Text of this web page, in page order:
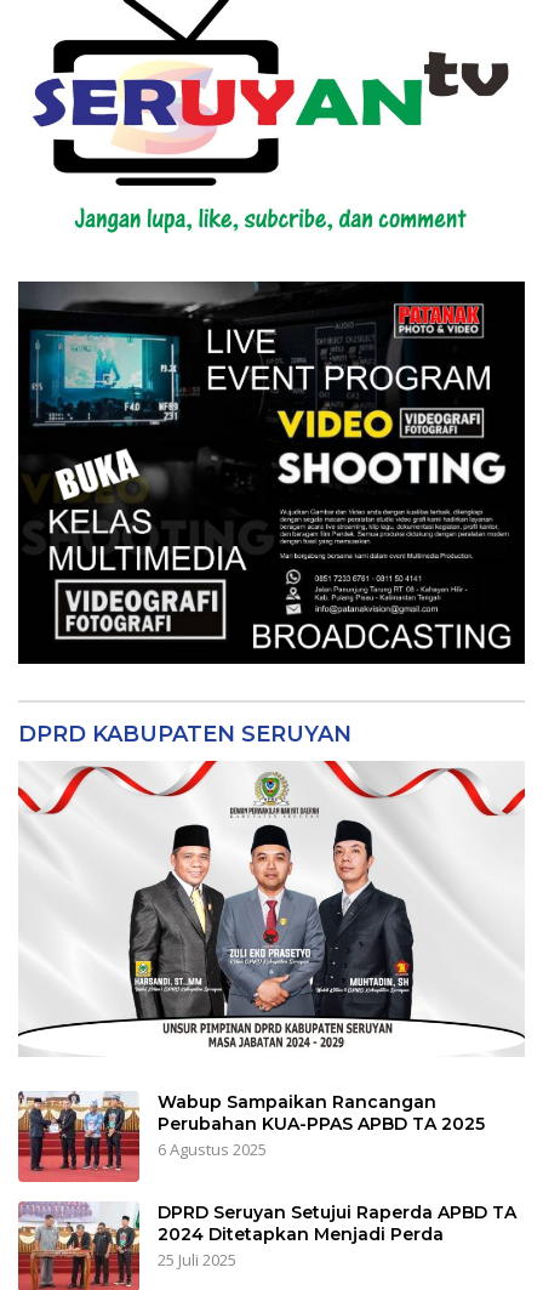
DPRD KABUPATEN SERUYAN
Wabup Sampaikan Rancangan
Perubahan KUA-PPAS APBD TA 2025
6 Agustus 2025
DPRD Seruyan Setujui Raperda APBD TA
2024 Ditetapkan Menjadi Perda
25 Juli 2025